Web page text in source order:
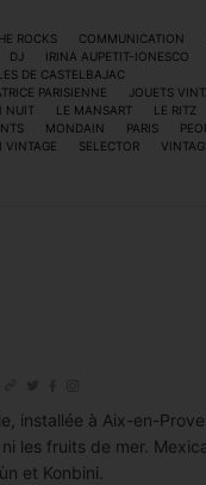
ROCKS COMMUNICATION
DJ IRINA AUPETIT-IONESCO
DE CASTELBAJAC
PARISIENNE
JOUETS
NUIT
LE MANSART LE RITZ
MONDAIN PARIS
VINTAGE
SELECTOR
installée à Aix-en-
les fruits de mer.
et Konbini.